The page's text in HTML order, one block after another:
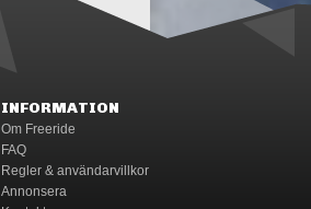
INFORMATION
Om Freeride
FAQ
Regler & användarvillkor
Annonsera